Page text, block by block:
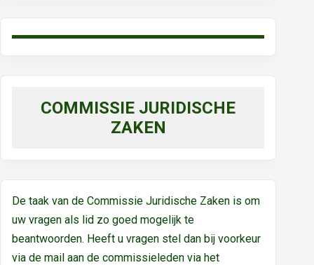
COMMISSIE JURIDISCHE
ZAKEN
De taak van de Commissie Juridische Zaken is om
uw vragen als lid zo goed mogelijk te
beantwoorden. Heeft u vragen stel dan bij voorkeur
via de mail aan de commissieleden via het